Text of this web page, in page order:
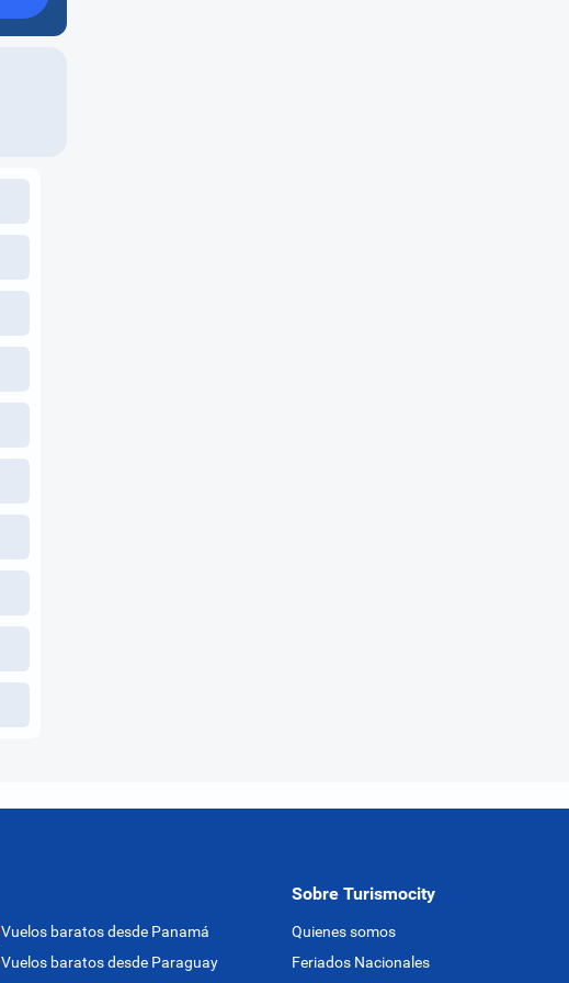
Vuelos baratos desde Panamá
Vuelos baratos desde Paraguay
Sobre Turismocity
Quienes somos
Feriados Nacionales